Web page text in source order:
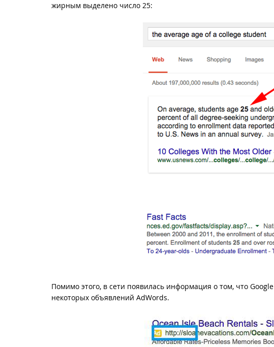
жирным выделено число 25:
Помимо этого, в сети появилась информация о том, что Google
некоторых объявлений AdWords.